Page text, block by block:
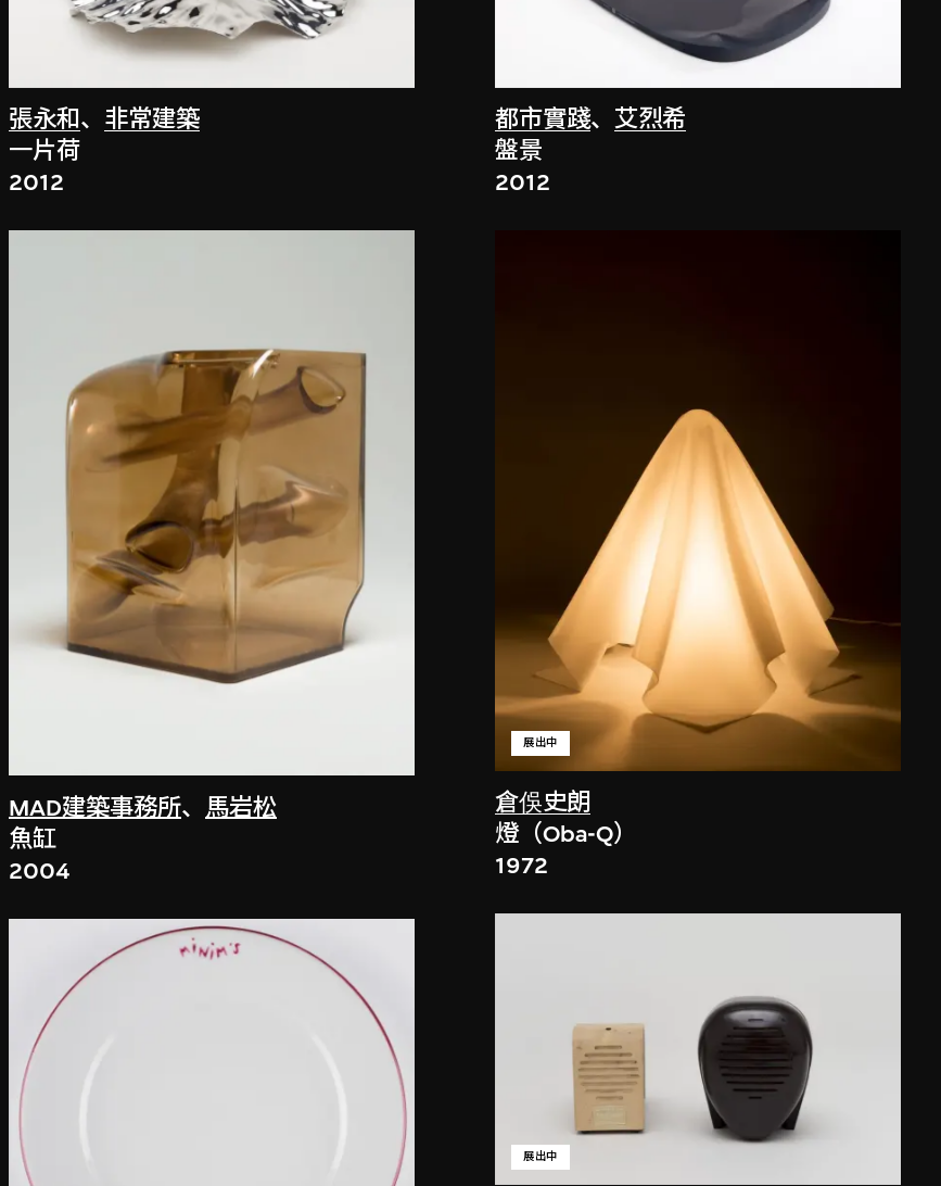
張永和、 非常建築
一片荷
2012
MAD建築事務所、 馬岩松
魚缸
2004
都市實踐、艾烈希
盤景
2012
倉俁史朗
展出中
燈（Oba-Q）
1972
展出中